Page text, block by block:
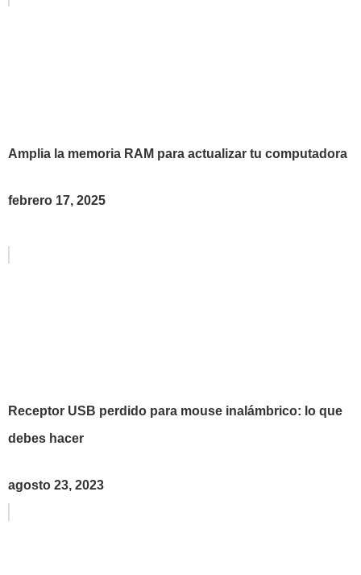
Amplia la memoria RAM para actualizar tu computadora
febrero 17, 2025
Receptor USB perdido para mouse inalámbrico: lo que
debes hacer
agosto 23, 2023